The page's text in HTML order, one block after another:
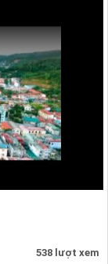
538 lượt xem